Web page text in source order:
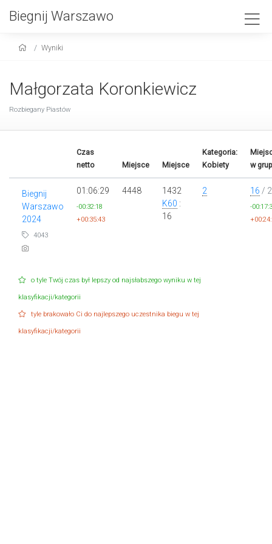
Biegnij Warszawo
Wyniki
Małgorzata Koronkiewicz
Rozbiegany Piastów
Czas
netto
Miejsce Miejsce
Kategoria:
Kobiety
w
Biegnij
Warszawo
2024
4043
01:06:29
-00:32:18
+00:35:43
4448
1432
K60 :
16
2 16 /
-
o tyle Twój czas był lepszy od najsłabszego wyniku w tej
klasyfikacji/kategorii
tyle brakowało Ci do najlepszego uczestnika biegu w tej
klasyfikacji/kategorii